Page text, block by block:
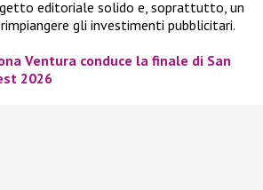
editoriale solido e, soprattutto, un
gli investimenti pubblicitari.
Ventura conduce la finale di San
2026